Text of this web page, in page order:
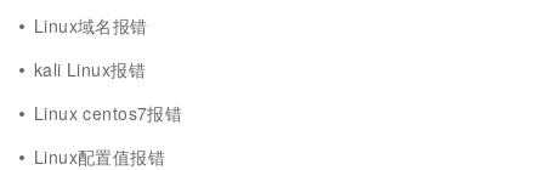
Linux域名报错
kali Linux报错
Linux centos7报错
Linux配置值报错